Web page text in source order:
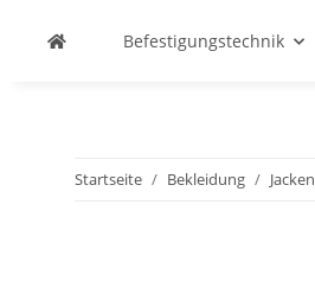
Befestigungstechnik
Startseite Bekleidung Jacken